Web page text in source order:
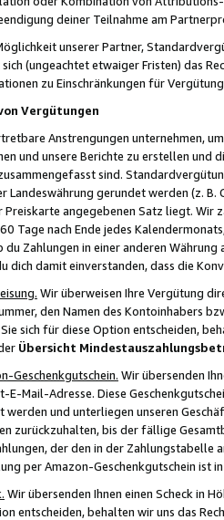
deiner Teilnahme am
unserer Partner,
(ungeachtet etwaiger Fristen) das
zu Einschränkungen für
Vergütungen
Anstrengungen unternehmen,
und unsere Berichte zu erstellen und
sind.
Landeswährung gerundet werden (z.
Preiskarte angegebenen Satz liegt.
Tage nach Ende jedes
du Zahlungen in einer anderen
dich damit einverstanden, dass die
Wir überweisen Ihre Vergütung
den Namen des Kontoinhabers
sich für diese Option entscheiden,
Übersicht
Geschenkgutschein. Wir übersenden
Mail-Adresse. Diese
und unterliegen unseren
zurückzuhalten, bis der fällige
der den in der
per Amazon-Geschenkgutschein ist
Wir übersenden Ihnen einen Scheck in
entscheiden, behalten wir uns das